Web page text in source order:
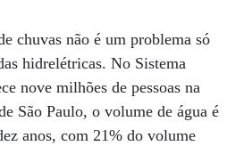
chuvas não é um problema só
hidrelétricas. No Sistema
nove milhões de pessoas na
São Paulo, o volume de água é
anos, com 21% do volume